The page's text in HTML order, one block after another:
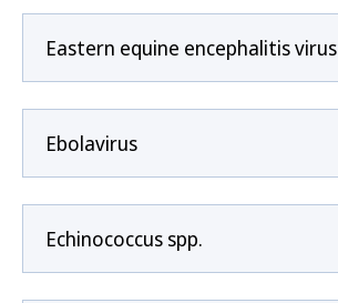
Eastern equine encephalitis virus
Ebolavirus
Echinococcus spp.